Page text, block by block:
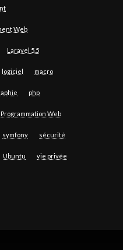
Web
Laravel 5.5
logiciel macro
php
Programmation Web
symfony sécurité
Ubuntu vie privée